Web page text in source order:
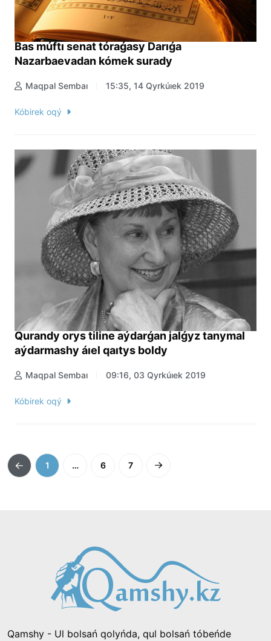
Bas múftı senat tóraǵasy Darıǵa
Nazarbaevadan kómek surady
Maqpal Sembaı 15:35, 14 Qyrkúıek 2019
Kóbirek oqý
Qurandy orys tiline aýdarǵan jalǵyz tanymal
aýdarmashy áıel qaıtys boldy
Maqpal Sembaı 09:16, 03 Qyrkúıek 2019
Kóbirek oqý
1 … 6 7
Qamshy - Ul bolsań qolyńda, qul bolsań tóbeńde